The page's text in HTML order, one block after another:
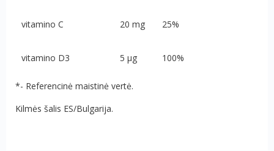
vitamino C 20 mg 25%
vitamino D3 5 μg 100%
*- Referencinė maistinė vertė.
Kilmės šalis ES/Bulgarija.